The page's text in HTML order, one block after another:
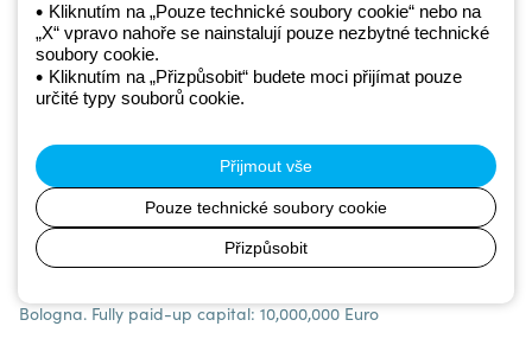
Czechia:CS
Zásady ochrany osobních údajů
Obchodní podmínky
Všechny zásady
Accessibility
Kredity
© Beghelli S.p.A. Sole Shareholder Company - Company subject
to the direction and coordination of Gewiss S.p.A. - P.IVA (IT)
Bologna. Fully paid-up capital: 10,000,000 Euro
Kliknutím na „Pouze technické soubory cookie“ nebo na
„X“ vpravo nahoře se nainstalují pouze nezbytné technické
soubory cookie.
Kliknutím na „Přizpůsobit“ budete moci přijímat pouze
určité typy souborů cookie.
Přijmout vše
Pouze technické soubory cookie
Přizpůsobit